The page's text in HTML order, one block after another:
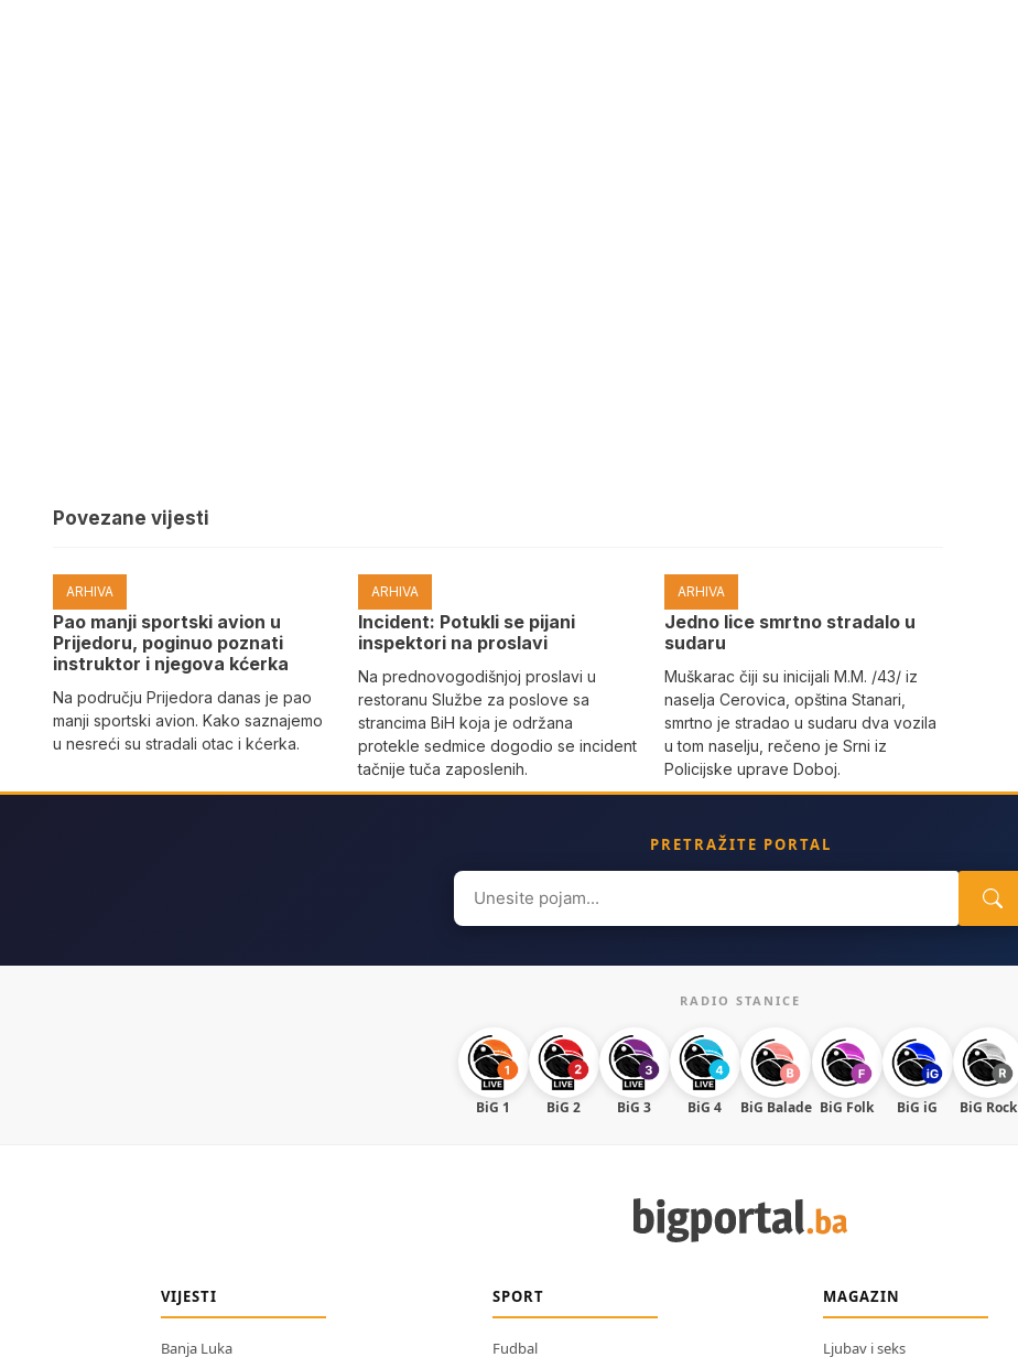
Povezane vijesti
ARHIVA
Pao manji sportski avion u
Prijedoru, poginuo poznati
instruktor i njegova kćerka
Na području Prijedora danas je pao
manji sportski avion. Kako saznajemo
u nesreći su stradali otac i kćerka.
ARHIVA
Incident: Potukli se pijani
inspektori na proslavi
Na prednovogodišnjoj proslavi u
restoranu Službe za poslove sa
strancima BiH koja je održana
protekle sedmice dogodio se incident
tačnije tuča zaposlenih.
ARHIVA
Јedno lice smrtno stradalo u
sudaru
Muškarac čiji su inicijali M.M. /43/ iz
naselja Cerovica, opština Stanari,
smrtno je stradao u sudaru dva vozila
u tom naselju, rečeno je Srni iz
Policijske uprave Doboj.
PRETRAŽITE PORTAL
Search
for:
RADIO STANICE
BiG 1 BiG 2 BiG 3 BiG 4 BiG Balade BiG Folk BiG iG BiG Rock
VIJESTI
Banja Luka
SPORT
Fudbal
MAGAZIN
Ljubav i seks